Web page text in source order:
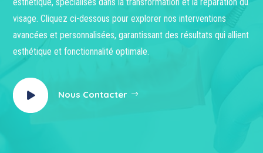
visage. Cliquez ci-dessous pour explorer nos interventions
avancées et personnalisées, garantissant des résultats qui allient
esthétique et fonctionnalité optimale.
Nous Contacter